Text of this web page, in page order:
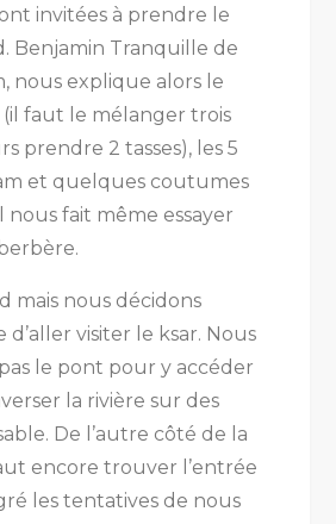
invitées à prendre le
Benjamin Tranquille de
nous explique alors le
faut le mélanger trois
prendre 2 tasses), les 5
et quelques coutumes
nous fait même essayer
mais nous décidons
visiter le ksar. Nous
le pont pour y accéder
la rivière sur des
De l’autre côté de la
encore trouver l’entrée
les tentatives de nous